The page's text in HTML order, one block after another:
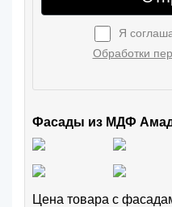
Я
Обработки
Фасады из МДФ
Цена товара с